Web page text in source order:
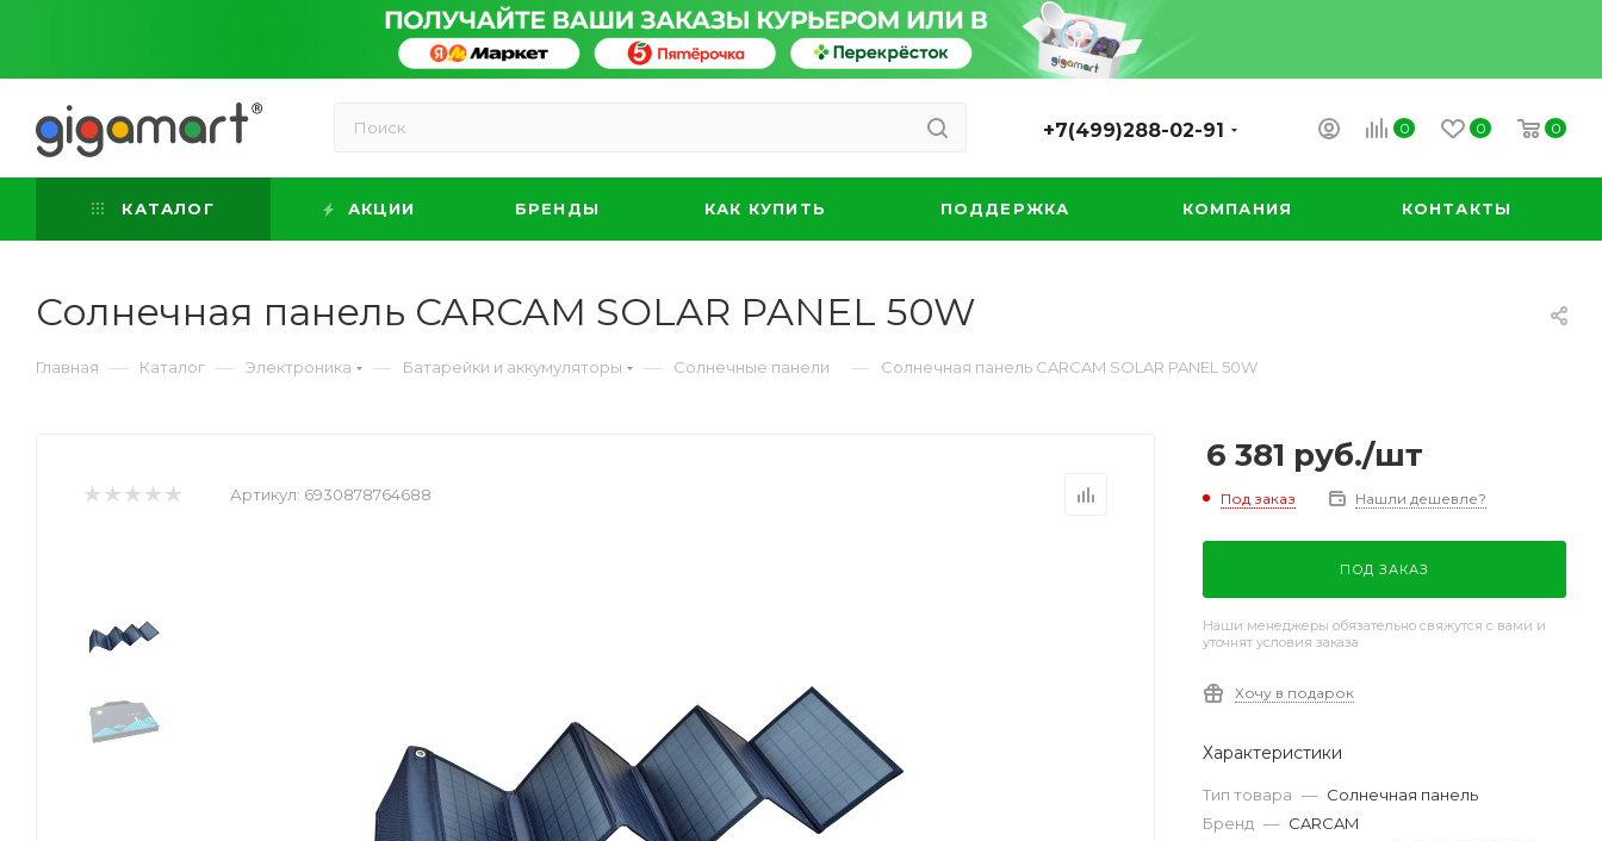
0 0 0
+7(499)288-02-91
КАТАЛОГ АКЦИИ БРЕНДЫ КАК КУПИТЬ ПОДДЕРЖКА КОМПАНИЯ КОНТАКТЫ
Солнечная панель CARCAM SOLAR PANEL 50W
Главная — Каталог — Электроника — Батарейки и аккумуляторы — Солнечные панели — Солнечная панель CARCAM SOLAR PANEL 50W
Артикул: 6930878764688
6 381 руб./шт
Под заказ Нашли дешевле?
ПОД ЗАКАЗ
Наши менеджеры обязательно свяжутся с вами и
уточнят условия заказа
Хочу в подарок
Характеристики
Тип товара — Солнечная панель
Бренд — CARCAM